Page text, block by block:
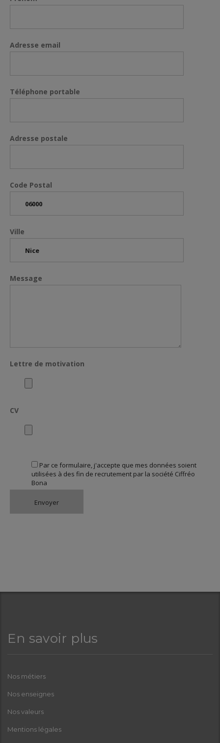
Adresse email
Téléphone portable
Adresse postale
Code Postal
Ville
Message
Lettre de motivation
CV
Par ce formulaire, j'accepte que mes données soient
utilisées à des fin de recrutement par la société Ciffréo
Bona
En savoir plus
Nos métiers
Nos enseignes
Nos valeurs
Mentions légales